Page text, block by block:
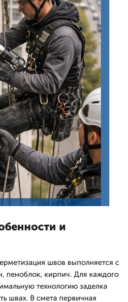
и
швов выполняется с
пеноблок, кирпич. Для каждого
технологию заделка
швах. В смета первичная